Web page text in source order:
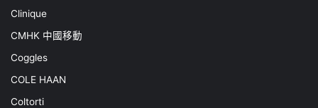
Clinique
CMHK 中國移動
Coggles
COLE HAAN
Coltorti